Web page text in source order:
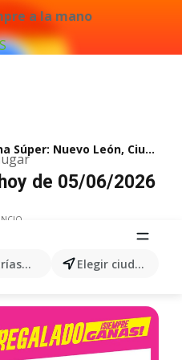
a la mano
productos... Elegir ciudad
Soriana Fin de Semana Súper: Nuevo León, Ciudad Victoria y Tampico
de 05/06/2026